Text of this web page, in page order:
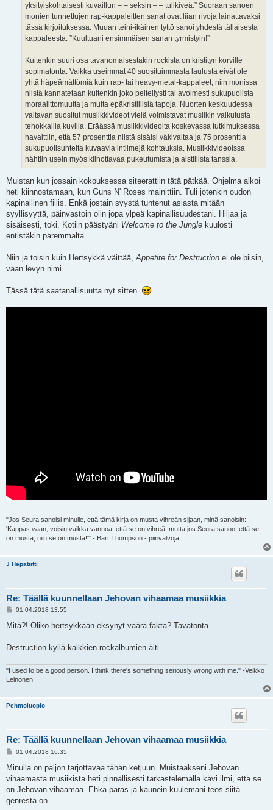
yksityiskohtaisesti kuvaillun – – seksin – – tulikiveä.” Suoraan sanoen
monien tunnettujen rap-kappaleitten sanat ovat liian rivoja lainattavaksi
tässä kirjoituksessa. Muuan teini-ikäinen tyttö sanoi yhdestä tällaisesta
kappaleesta: ”Kuultuani ensimmäisen sanan tyrmistyin!”
Kuitenkin suuri osa tavanomaisestakin rockista on kristityn korville
sopimatonta. Vaikka useimmat 40 suosituimmasta laulusta eivät ole
yhtä häpeämättömiä kuin rap- tai heavy-metal-kappaleet, niin monissa
niistä kannatetaan kuitenkin joko peitellysti tai avoimesti sukupuolista
moraalittomuutta ja muita epäkristillisiä tapoja. Nuorten keskuudessa
valtavan suositut musiikkivideot vielä voimistavat musiikin vaikutusta
tehokkailla kuvilla. Eräässä musiikkivideoita koskevassa tutkimuksessa
havaittiin, että 57 prosenttia niistä sisälsi väkivaltaa ja 75 prosenttia
sukupuolisuhteita kuvaavia intiimejä kohtauksia. Musiikkivideoissa
nähtiin usein myös kiihottavaa pukeutumista ja aistillista tanssia.
Muistan kun jossain kokouksessa siteerattiin tätä pätkää. Ohjelma alkoi
heti kiinnostamaan, kun Guns N' Roses mainittiin. Tuli jotenkin oudon
kapinallinen fiilis. Enkä jostain syystä tuntenut asiasta mitään
syyllisyyttä, päinvastoin olin jopa ylpeä kapinallisuudestani. Hiljaa ja
sisäisesti, toki. Kotiin päästyäni Welcome to the Jungle kuulosti
entistäkin paremmalta.
Niin ja toisin kuin Hertsykkä väittää,Appetite for Destruction ei ole biisin,
vaan levyn nimi.
Tässä tätä saatanallisuutta nyt sitten.
"Jos Seura sanoisi minulle, että tämä kirja on musta vihreän sijaan, minä sanoisin:
'Kappas vaan, voisin vaikka vannoa, että se on vihreä, mutta jos Seura sanoo, että se
on musta, niin se on musta!'" - Bart Thompson - piirivalvoja
J Hepatiitti
Re: Täällä kuunnellaan Jehovan vihaamaa musiikkia
V
e
i
01.04.2018 13:55
Mitä?! Oliko hertsykkään eksynyt väärä fakta? Tavatonta.
Destruction kyllä kaikkien rockalbumien äiti.
"I used to be a good person. I think there's something seriously wrong with me." -Veikko
Leinonen
Pehmoluopio
Re: Täällä kuunnellaan Jehovan vihaamaa musiikkia
V
e
t
i
01.04.2018 16:35
Minulla on paljon tarjottavaa tähän ketjuun. Muistaakseni Jehovan
vihaamasta musiikista heti pinnallisesti tarkastelemalla kävi ilmi, että se
on Jehovan vihaamaa. Ehkä paras ja kaunein kuulemani teos siitä
genrestä on